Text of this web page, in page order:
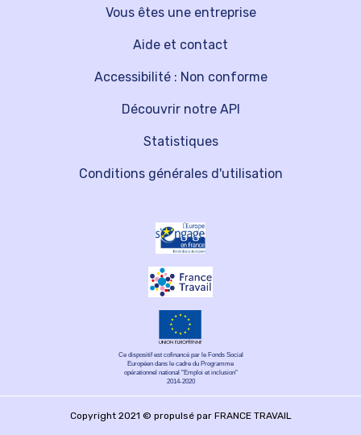
Vous êtes une entreprise
Découvrir notre API
Aide et contact
Statistiques
Accessibilité : Non conforme
Conditions générales d'utilisation
Ce dispositif est cofinancé par le Fonds Social
Européen dans le cadre du Programme
opérationnel national "Emploi et inclusion"
2014-2020
Copyright 2021 © propulsé par FRANCE TRAVAIL